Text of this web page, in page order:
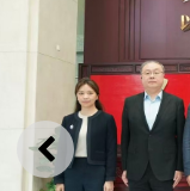
上一則